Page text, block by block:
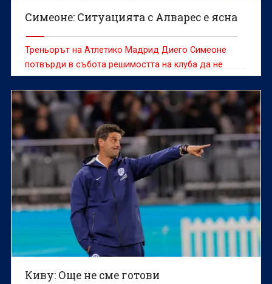
Симеоне: Ситуацията с Алварес е ясна
Треньорът на Атлетико Мадрид Диего Симеоне
потвърди в събота решимостта на клуба да не
продава Хулиан Алварес, който е желан от редица
отбори и оставането му на „Метрополитано“ през
следващия сезон далеч не е сигурно
Киву: Още не сме готови